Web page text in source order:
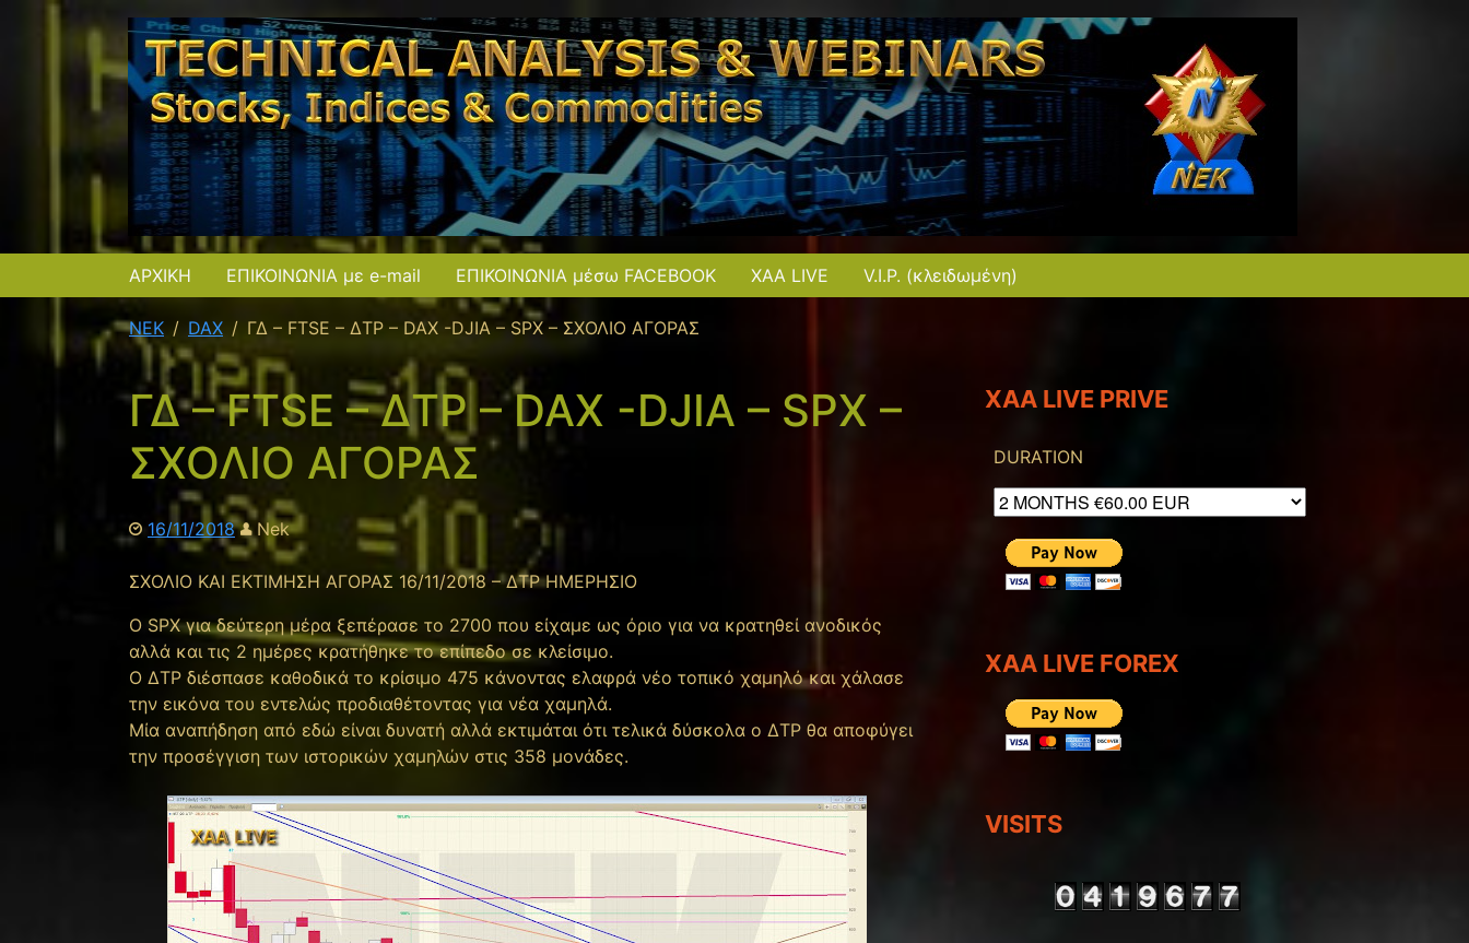
ΑΡΧΙΚΗ ΕΠΙΚΟΙΝΩΝΙΑ με e-mail ΕΠΙΚΟΙΝΩΝΙΑ μέσω FACEBOOK XAA LIVE V.I.P. (κλειδωμένη)
NEK DAX ΓΔ – FTSE – ΔΤΡ – DAX -DJIA – SPX – ΣΧΟΛΙΟ ΑΓΟΡΑΣ
ΓΔ – FTSE – ΔΤΡ – DAX -DJIA – SPX –
ΣΧΟΛΙΟ ΑΓΟΡΑΣ
16/11/2018 Nek
ΣΧΟΛΙΟ ΚΑΙ ΕΚΤΙΜΗΣΗ ΑΓΟΡΑΣ 16/11/2018 – ΔΤΡ ΗΜΕΡΗΣΙΟ
O SPX για δεύτερη μέρα ξεπέρασε το 2700 που είχαμε ως όριο για να κρατηθεί ανοδικός
αλλά και τις 2 ημέρες κρατήθηκε το επίπεδο σε κλείσιμο.
Ο ΔΤΡ διέσπασε καθοδικά το κρίσιμο 475 κάνοντας ελαφρά νέο τοπικό χαμηλό και χάλασε
την εικόνα του εντελώς προδιαθέτοντας για νέα χαμηλά.
Μία αναπήδηση από εδώ είναι δυνατή αλλά εκτιμάται ότι τελικά δύσκολα ο ΔΤΡ θα αποφύγει
την προσέγγιση των ιστορικών χαμηλών στις 358 μονάδες.
XAA LIVE PRIVE
DURATION
XAA LIVE FOREX
VISITS